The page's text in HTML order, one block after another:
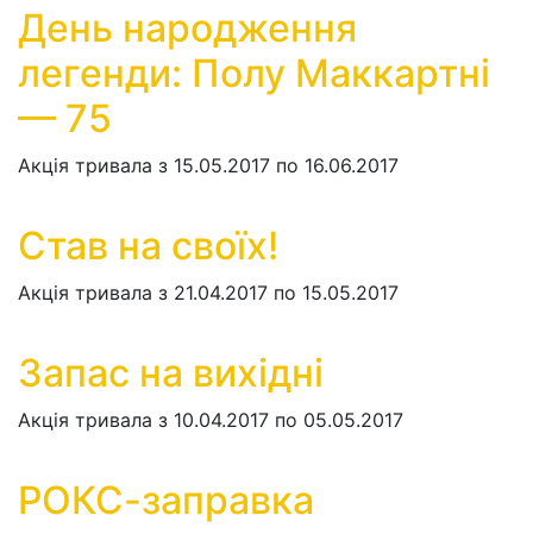
День народження
легенди: Полу Маккартні
— 75
Акція тривала з 15.05.2017 по 16.06.2017
Став на своїх!
Акція тривала з 21.04.2017 по 15.05.2017
Запас на вихідні
Акція тривала з 10.04.2017 по 05.05.2017
РОКС-заправка